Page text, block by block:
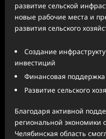
развитие сельской
новые рабочие места и
развития сельского
Создание
инвестиций
Финансовая поддержка
Развитие сельского
Благодаря активной
региональной экономики
Челябинская область